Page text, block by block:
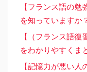
【フランス語の
を知っていますか
【（フランス語
をわかりやすくま
【記憶力が悪い